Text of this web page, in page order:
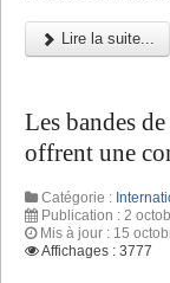
Lire la suite...
Les bandes
offrent une
Catégorie :
Publication : 2
Mis à jour : 15
Affichages : 3777